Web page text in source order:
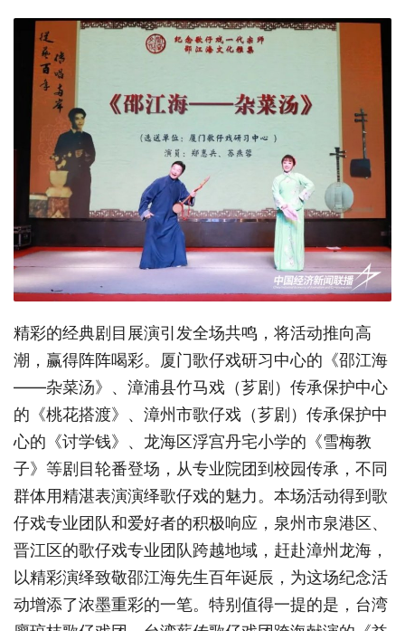
精彩的经典剧目展演引发全场共鸣，将活动推向高
潮，赢得阵阵喝彩。厦门歌仔戏研习中心的《邵江海
——杂菜汤》、漳浦县竹马戏（芗剧）传承保护中心
的《桃花搭渡》、漳州市歌仔戏（芗剧）传承保护中
心的《讨学钱》、龙海区浮宫丹宅小学的《雪梅教
子》等剧目轮番登场，从专业院团到校园传承，不同
群体用精湛表演演绎歌仔戏的魅力。本场活动得到歌
仔戏专业团队和爱好者的积极响应，泉州市泉港区、
晋江区的歌仔戏专业团队跨越地域，赶赴漳州龙海，
以精彩演绎致敬邵江海先生百年诞辰，为这场纪念活
动增添了浓墨重彩的一笔。特别值得一提的是，台湾